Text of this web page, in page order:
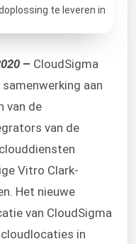
– CloudSigma
aan
van de
van de
Vitro Clark-
Het nieuwe
van CloudSigma
in